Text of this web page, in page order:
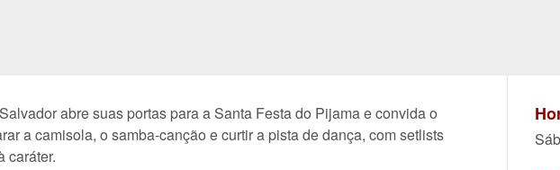
abre suas portas para a Santa Festa do Pijama e convida o
a camisola, o samba-canção e curtir a pista de dança, com setlists
caráter.